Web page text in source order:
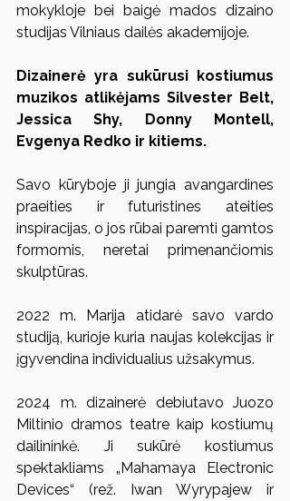
mokykloje bei baigė mados dizaino
studijas Vilniaus dailės akademijoje.
Dizainerė yra sukūrusi kostiumus
muzikos atlikėjams Silvester Belt,
Jessica Shy, Donny Montell,
Evgenya Redko ir kitiems.
Savo kūryboje ji jungia avangardines
praeities ir futuristines ateities
inspiracijas, o jos rūbai paremti gamtos
formomis, neretai primenančiomis
skulptūras.
2022 m. Marija atidarė savo vardo
studiją, kurioje kuria naujas kolekcijas ir
įgyvendina individualius užsakymus.
2024 m. dizainerė debiutavo Juozo
Miltinio dramos teatre kaip kostiumų
dailininkė. Ji sukūrė kostiumus
spektakliams „Mahamaya Electronic
Devices“ (rež. Iwan Wyrypajew ir